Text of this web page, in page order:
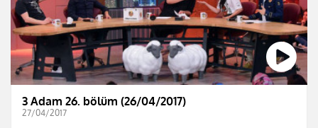
3 Adam 26. bölüm (26/04/2017)
27/04/2017